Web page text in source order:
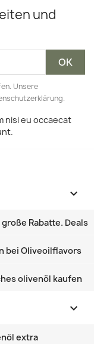
und
Unsere
nisi eu occaecat

Rabatte‎. Deals
bei Oliveoilflavors
olivenöl kaufen

extra